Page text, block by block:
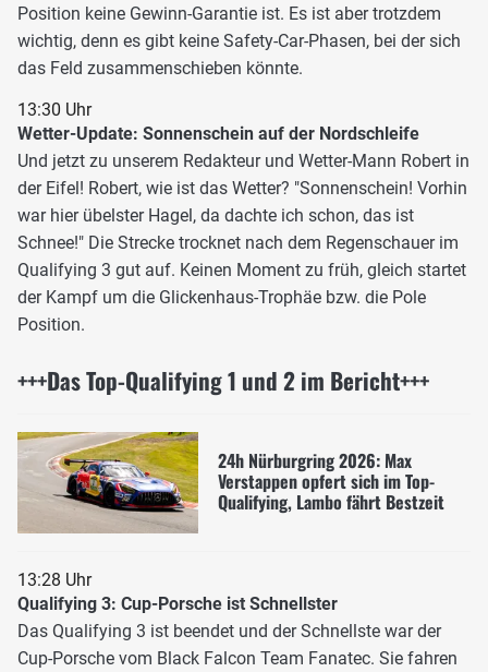
Position keine Gewinn-Garantie ist. Es ist aber trotzdem
wichtig, denn es gibt keine Safety-Car-Phasen, bei der sich
das Feld zusammenschieben könnte.
13:30 Uhr
Wetter-Update: Sonnenschein auf der Nordschleife
Und jetzt zu unserem Redakteur und Wetter-Mann Robert in
der Eifel! Robert, wie ist das Wetter? "Sonnenschein! Vorhin
war hier übelster Hagel, da dachte ich schon, das ist
Schnee!" Die Strecke trocknet nach dem Regenschauer im
Qualifying 3 gut auf. Keinen Moment zu früh, gleich startet
der Kampf um die Glickenhaus-Trophäe bzw. die Pole
Position.
+++Das Top-Qualifying 1 und 2 im Bericht+++
24h Nürburgring 2026: Max
Verstappen opfert sich im Top-
Qualifying, Lambo fährt Bestzeit
13:28 Uhr
Qualifying 3: Cup-Porsche ist Schnellster
Das Qualifying 3 ist beendet und der Schnellste war der
Cup-Porsche vom Black Falcon Team Fanatec. Sie fahren